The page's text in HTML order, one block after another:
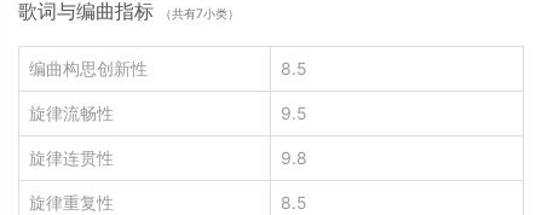
歌词与编曲指标 （共有7小类）
编曲构思创新性 8.5
旋律流畅性 9.5
旋律连贯性 9.8
旋律重复性 8.5